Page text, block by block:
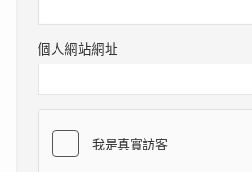
個人網站網址